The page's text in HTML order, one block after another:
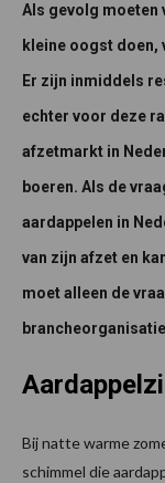
Als gevolg moeten
kleine oogst doen,
Er zijn inmiddels
echter voor deze
afzetmarkt in
boeren. Als de
aardappelen in
van zijn afzet en
moet alleen de
Bij natte warme
schimmel die